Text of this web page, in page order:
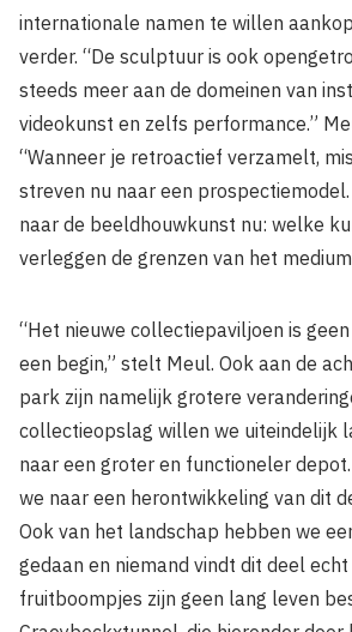
internationale namen te willen
verder. “De sculptuur is ook
steeds meer aan de domeinen van
videokunst en zelfs performance.”
“Wanneer je retroactief verzamelt,
streven nu naar een
naar de beeldhouwkunst nu: welke
verleggen de grenzen van het
“Het nieuwe collectiepaviljoen is
een begin,” stelt Meul. Ook aan de
park zijn namelijk grotere
collectieopslag willen we uiteindelijk
naar een groter en functioneler
we naar een herontwikkeling van dit
Ook van het landschap hebben we
gedaan en niemand vindt dit deel echt
fruitboompjes zijn geen lang leven